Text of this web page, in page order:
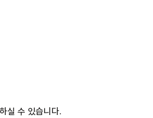
실 수 있습니다.